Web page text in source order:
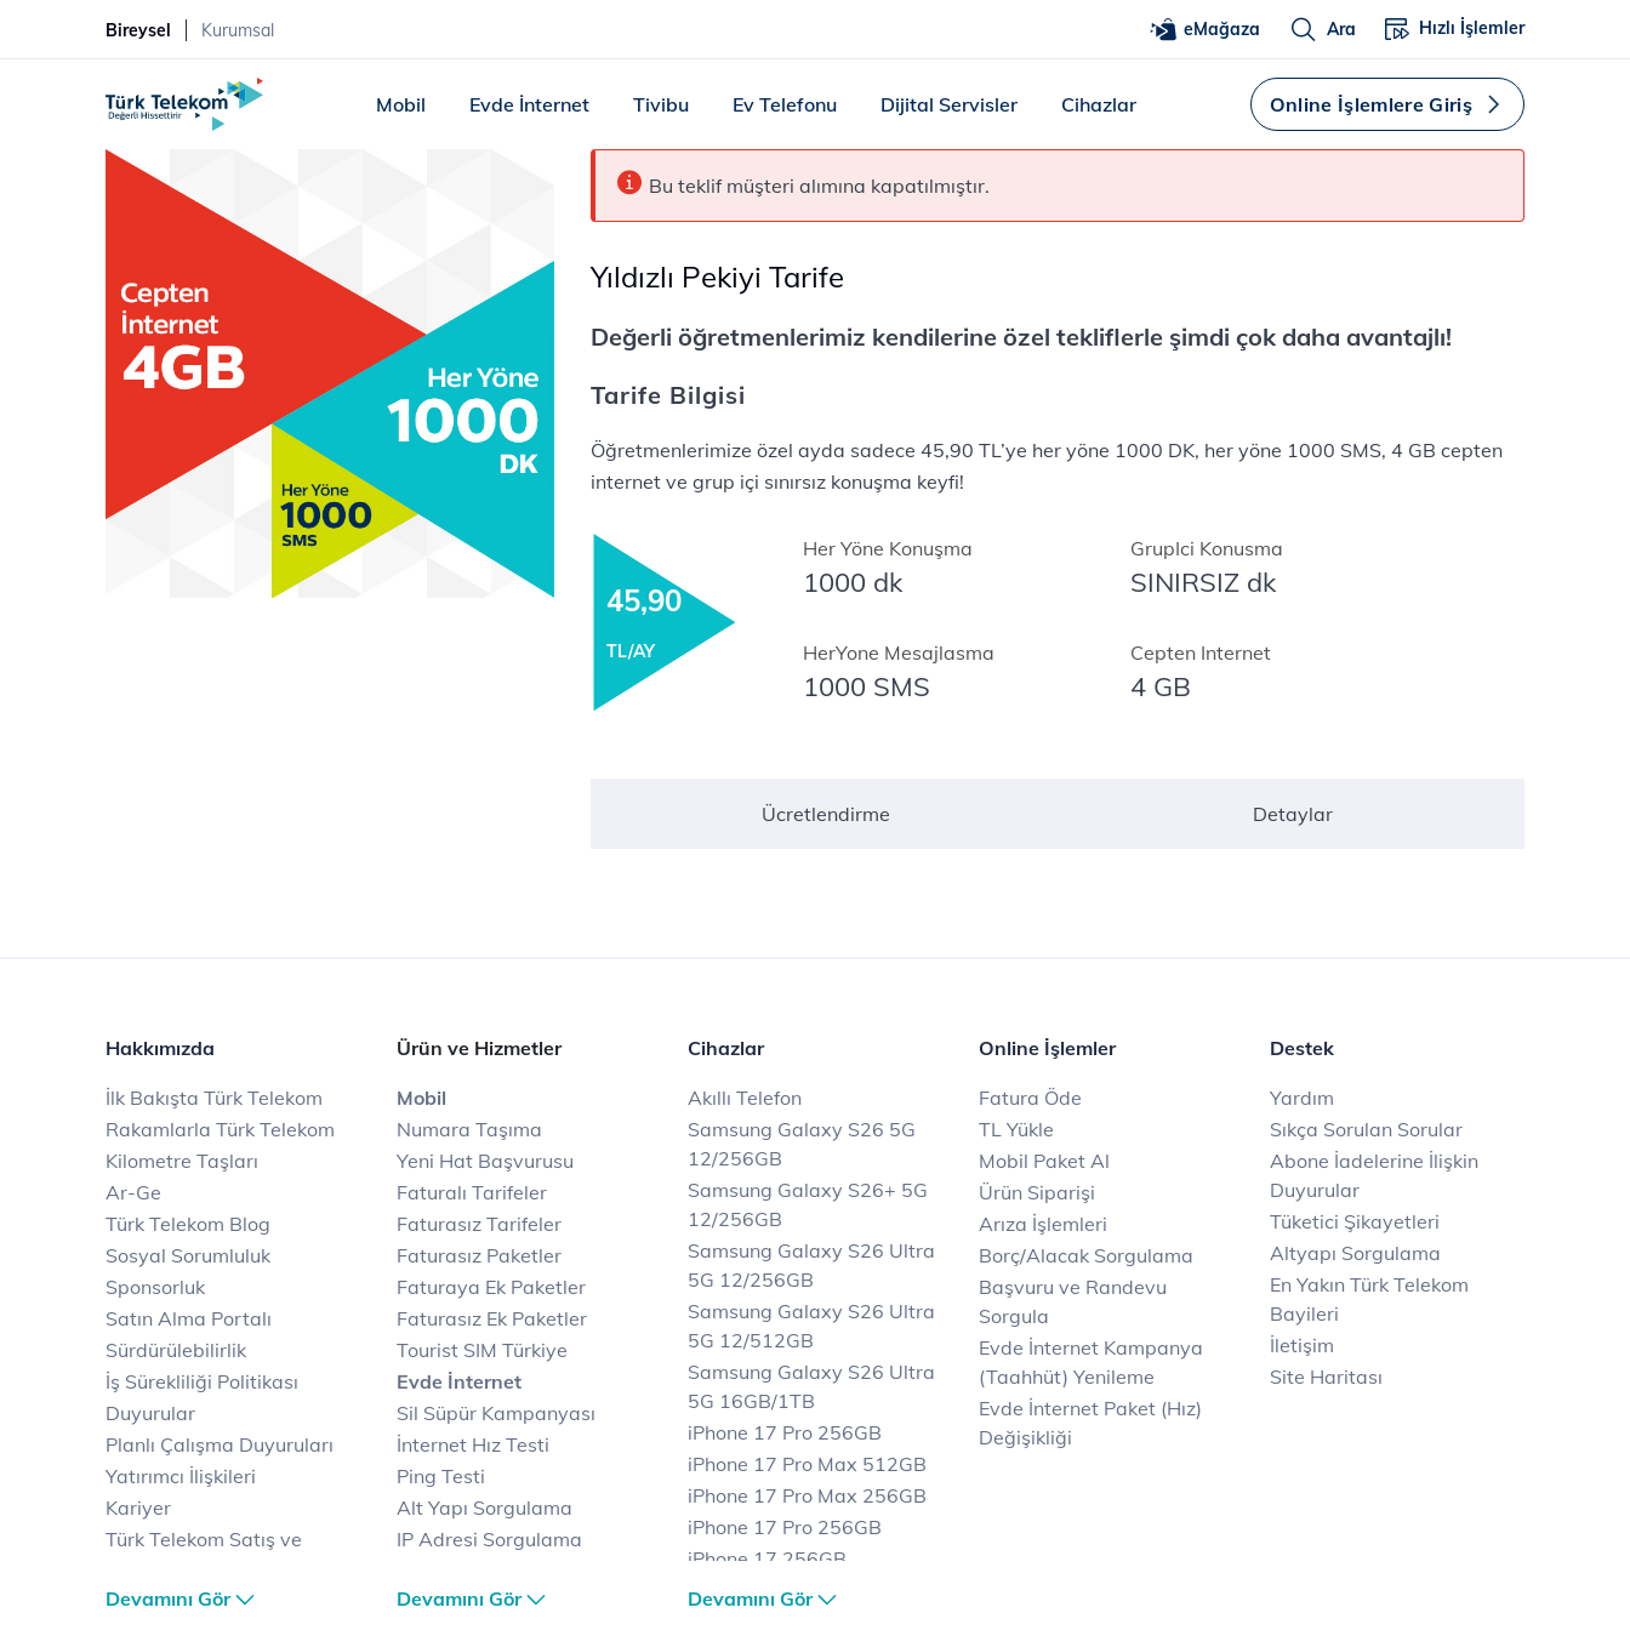
Bireysel Kurumsal eMağaza Ara Hızlı İşlemler
Mobil Evde İnternet Tivibu Ev Telefonu Dijital Servisler Cihazlar Online İşlemlere Giriş
Bu teklif müşteri alımına kapatılmıştır.
Yıldızlı Pekiyi Tarife
Değerli öğretmenlerimiz kendilerine özel tekliflerle şimdi çok daha avantajlı!
Tarife Bilgisi
Öğretmenlerimize özel ayda sadece 45,90 TL’ye her yöne 1000 DK, her yöne 1000 SMS, 4 GB cepten
internet ve grup içi sınırsız konuşma keyfi!​
45,90
TL/AY
Her Yöne Konuşma
1000 dk
GrupIci Konusma
SINIRSIZ dk
HerYone Mesajlasma
1000 SMS
Cepten Internet
4 GB
Ücretlendirme Detaylar
Hakkımızda
İlk Bakışta Türk Telekom
Rakamlarla Türk Telekom
Kilometre Taşları
Ar-Ge
Türk Telekom Blog
Sosyal Sorumluluk
Sponsorluk
Satın Alma Portalı
Sürdürülebilirlik
İş Sürekliliği Politikası
Duyurular
Planlı Çalışma Duyuruları
Yatırımcı İlişkileri
Kariyer
Türk Telekom Satış ve
Türk Telekom Finansal
Devamını Gör
Ürün ve Hizmetler
Mobil
Numara Taşıma
Yeni Hat Başvurusu
Faturalı Tarifeler
Faturasız Tarifeler
Faturasız Paketler
Faturaya Ek Paketler
Faturasız Ek Paketler
Tourist SIM Türkiye
Evde İnternet
Sil Süpür Kampanyası
İnternet Hız Testi
Ping Testi
Alt Yapı Sorgulama
IP Adresi Sorgulama
Avantajlı İnternet
Devamını Gör
Cihazlar
Akıllı Telefon
Samsung Galaxy S26 5G
12/256GB
Samsung Galaxy S26+ 5G
12/256GB
Samsung Galaxy S26 Ultra
5G 12/256GB
Samsung Galaxy S26 Ultra
5G 12/512GB
Samsung Galaxy S26 Ultra
5G 16GB/1TB
iPhone 17 Pro 256GB
iPhone 17 Pro Max 512GB
iPhone 17 Pro Max 256GB
iPhone 17 Pro 256GB
iPhone 17 256GB
iPhone 17 Air 256GB
Devamını Gör
Online İşlemler
Fatura Öde
TL Yükle
Mobil Paket Al
Ürün Siparişi
Arıza İşlemleri
Borç/Alacak Sorgulama
Başvuru ve Randevu
Sorgula
Evde İnternet Kampanya
(Taahhüt) Yenileme
Evde İnternet Paket (Hız)
Değişikliği
Destek
Yardım
Sıkça Sorulan Sorular
Abone İadelerine İlişkin
Duyurular
Tüketici Şikayetleri
Altyapı Sorgulama
En Yakın Türk Telekom
Bayileri
İletişim
Site Haritası